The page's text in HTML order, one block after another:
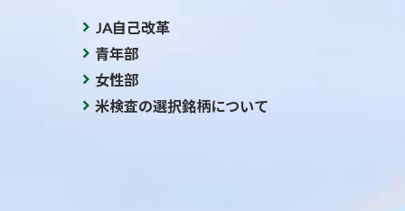
JA自己改革
青年部
女性部
米検査の選択銘柄について